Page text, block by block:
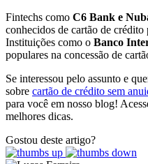
Fintechs como C6 Bank e
conhecidos de cartão de
Instituições como o Banco
populares na concessão de
Se interessou pelo assunto e
sobre cartão de crédito sem
para você em nosso blog!
melhores dicas.
Gostou deste artigo?